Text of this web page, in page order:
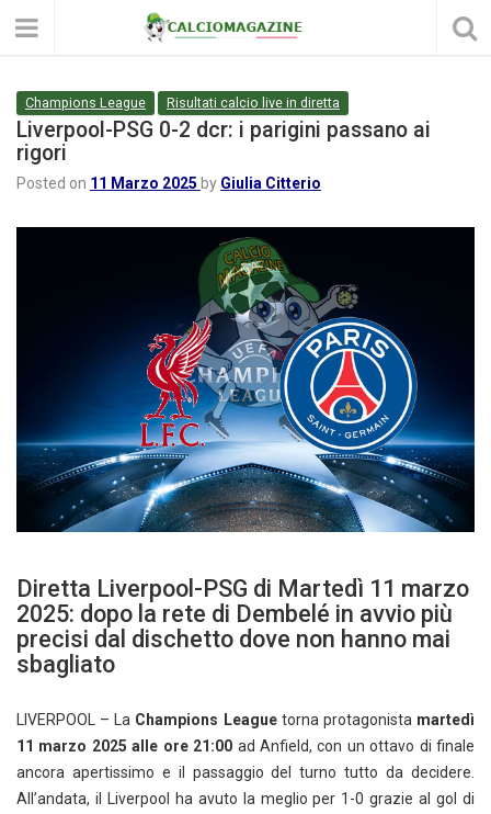
Champions League Risultati calcio live in diretta
Liverpool-PSG 0-2 dcr: i parigini passano ai
rigori
Posted on 11 Marzo 2025 by Giulia Citterio
Diretta Liverpool-PSG di Martedì 11 marzo
2025: dopo la rete di Dembelé in avvio più
precisi dal dischetto dove non hanno mai
sbagliato
LIVERPOOL – La Champions Leaguetorna protagonista martedì
11 marzo 2025 alle ore 21:00 ad Anfield, con un ottavo di finale
ancora apertissimo e il passaggio del turno tutto da decidere.
All’andata, il Liverpool ha avuto la meglio per 1-0 grazie al gol di